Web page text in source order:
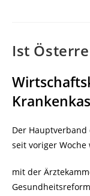
Ist
Der
seit voriger Woche
mit der